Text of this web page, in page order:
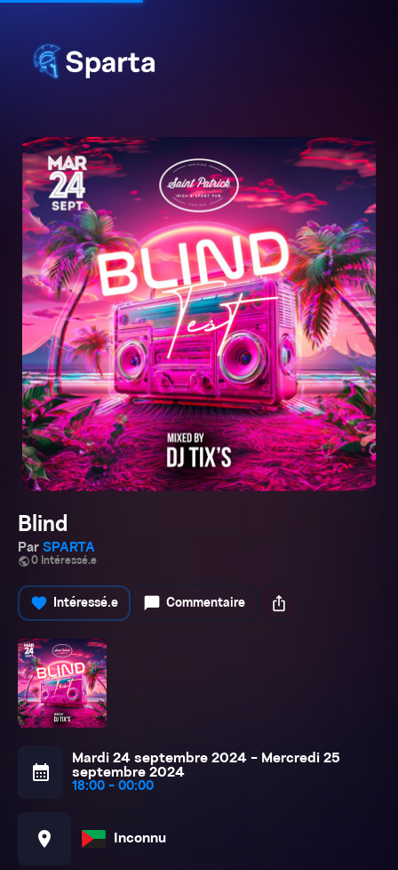
Blind
Par SPARTA
public0 Intéressé.e
favorite Intéressé.e chat_bubble Commentaire ios_share
calendar_month
Mardi 24 septembre 2024 - Mercredi 25
septembre 2024
18:00 - 00:00
location_on Inconnu